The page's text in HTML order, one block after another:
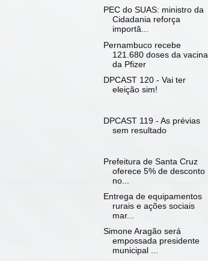
PEC do SUAS: ministro da
Cidadania reforça
importâ...
Pernambuco recebe
121.680 doses da vacina
da Pfizer
DPCAST 120 - Vai ter
eleição sim!
DPCAST 119 - As prévias
sem resultado
Prefeitura de Santa Cruz
oferece 5% de desconto
no...
Entrega de equipamentos
rurais e ações sociais
mar...
Simone Aragão será
empossada presidente
municipal ...